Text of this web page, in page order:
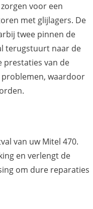
voor een
met glijlagers. De
twee pinnen de
terugstuurt naar de
prestaties van de
waardoor
van uw Mitel 470.
en verlengt de
om dure reparaties